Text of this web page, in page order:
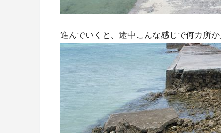
進んでいくと、途中こんな感じで何カ所